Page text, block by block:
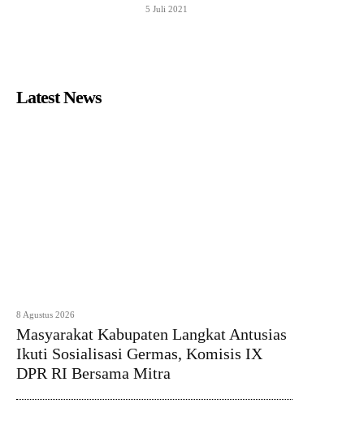
5 Juli 2021
Latest News
8 Agustus 2026
Masyarakat Kabupaten Langkat Antusias
Ikuti Sosialisasi Germas, Komisis IX
DPR RI Bersama Mitra